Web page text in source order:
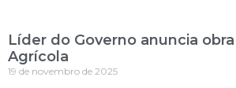
Líder do Governo anuncia
Agrícola
19 de novembro de 2025